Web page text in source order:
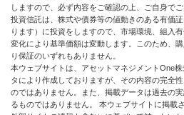
しますので、必ず内容をご確認の上、ご自身でご
投資信託は、株式や債券等の値動きのある有価
ります）に投資をしますので、市場環境、組入
変化により基準価額は変動します。このため、
り保証のいずれもありません。
本ウェブサイトは、アセットマネジメントOne
タにより作成しておりますが、その内容の完全
のではありません。また、掲載データは過去の
るものではありません。 本ウェブサイトに掲載